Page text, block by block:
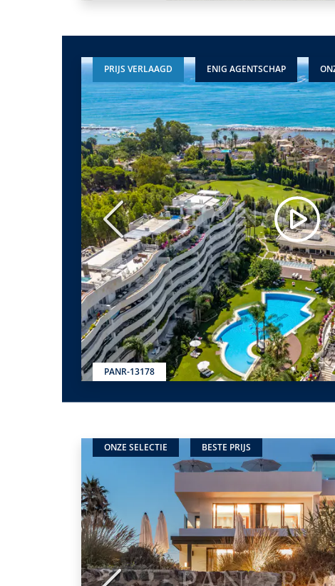
Vorige
PRIJS VERLAAGD ENIG AGENTSCHAP
PANR-13178
ONZE SELECTIE BESTE PRIJS